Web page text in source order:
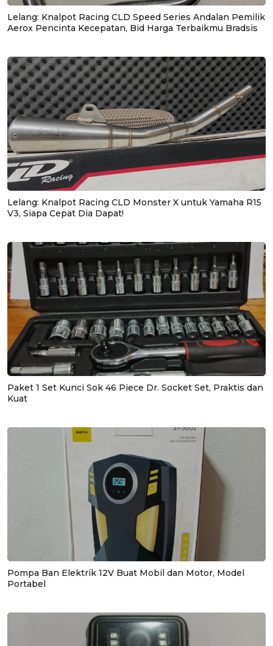
Lelang: Knalpot Racing CLD Speed Series Andalan Pemilik
Aerox Pencinta Kecepatan, Bid Harga Terbaikmu Bradsis
Lelang: Knalpot Racing CLD Monster X untuk Yamaha R15
V3, Siapa Cepat Dia Dapat!
Paket 1 Set Kunci Sok 46 Piece Dr. Socket Set, Praktis dan
Kuat
Pompa Ban Elektrik 12V Buat Mobil dan Motor, Model
Portabel